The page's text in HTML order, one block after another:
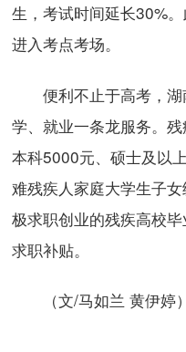
生，考试时间延长30%
进入考点考场。
便利不止于高考，湖
学、就业一条龙服务。残
本科5000元、硕士及以
难残疾人家庭大学生子
极求职创业的残疾高校
求职补贴。
（文/马如兰 黄伊婷）